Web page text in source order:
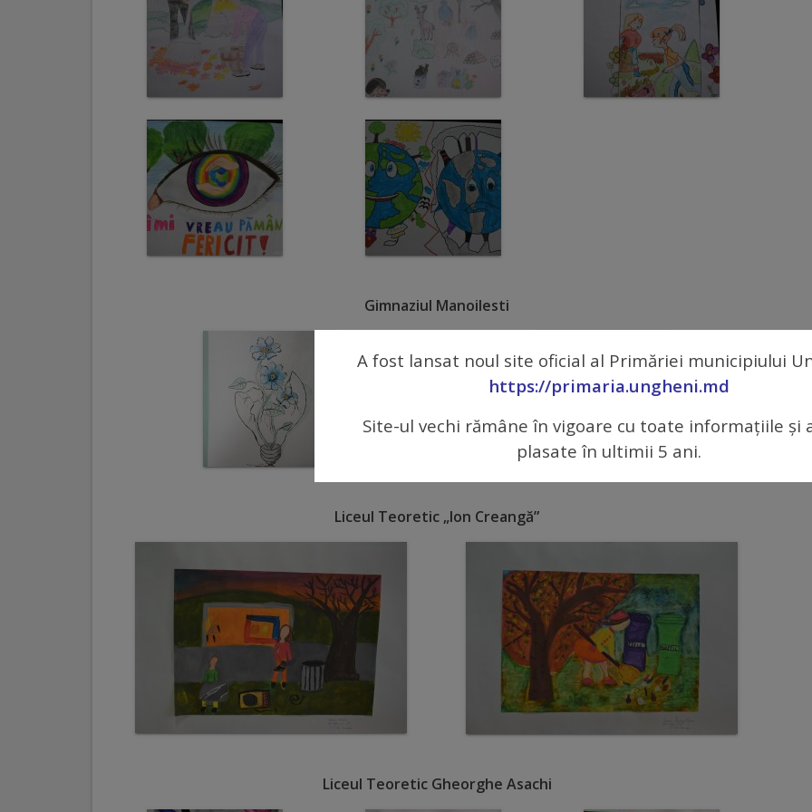
Administrație
Viceprimari
Integritate
Secretar
Gimnaziul Manoilesti
Liceul Teoretic „Ion Creangă”
Liceul Teoretic Gheorghe Asachi
A fost lansat noul site oficial al Primăriei municipiului
https://primaria.ungheni.md
Site-ul vechi rămâne în vigoare cu toate informațiile și
plasate în ultimii 5 ani.